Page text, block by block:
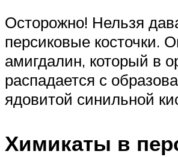
Осторожно! Нельзя
персиковые косточки.
амигдалин, который в
распадается с
ядовитой синильной
Химикаты в